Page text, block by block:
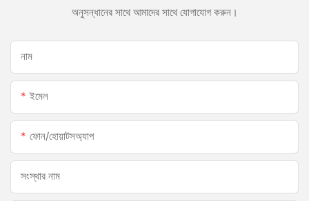
অনুসন্ধানের সাথে আমাদের সাথে যোগাযোগ করুন।
নাম
ইমেল
ফোন/হোয়াটসঅ্যাপ
সংস্থার নাম